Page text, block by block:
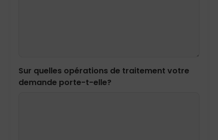
Sur quelles opérations de traitement votre
demande porte-t-elle?